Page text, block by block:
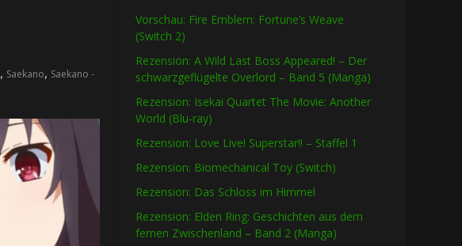
, Saekano, Saekano -
Vorschau: Fire Emblem: Fortune’s Weave
(Switch 2)
Rezension: A Wild Last Boss Appeared! – Der
schwarzgeflügelte Overlord – Band 5 (Manga)
Rezension: Isekai Quartet The Movie: Another
World (Blu-ray)
Rezension: Love Live! Superstar!! – Staffel 1
Rezension: Biomechanical Toy (Switch)
Rezension: Das Schloss im Himmel
Rezension: Elden Ring: Geschichten aus dem
fernen Zwischenland – Band 2 (Manga)